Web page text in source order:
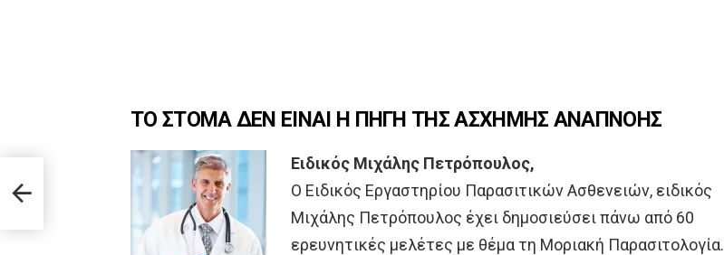
ΤΟ ΣΤΟΜΑ ΔΕΝ ΕΙΝΑΙ Η ΠΗΓΗ ΤΗΣ ΑΣΧΗΜΗΣ ΑΝΑΠΝΟΗΣ
Ειδικός Μιχάλης Πετρόπουλος,
Ο Ειδικός Εργαστηρίου Παρασιτικών Ασθενειών, ειδικός
Μιχάλης Πετρόπουλος έχει δημοσιεύσει πάνω από 60
ερευνητικές μελέτες με θέμα τη Μοριακή Παρασιτολογία.